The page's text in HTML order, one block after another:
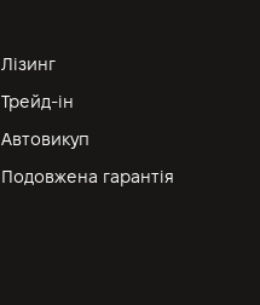
Лізинг
Трейд-ін
Автовикуп
Подовжена гарантія